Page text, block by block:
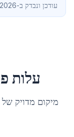
עודכן ונבדק ב-2026
עלות
מיקום מדויק של